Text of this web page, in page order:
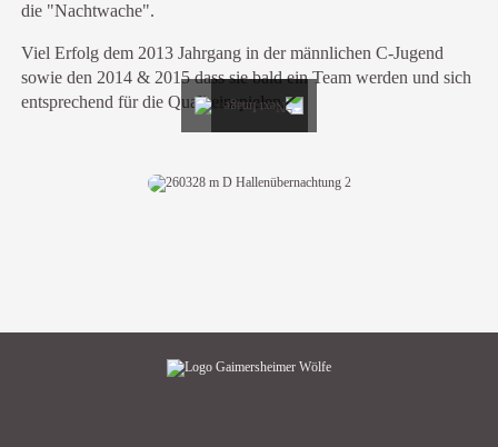
die "Nachtwache".
Viel Erfolg dem 2013 Jahrgang in der männlichen C-Jugend
sowie den 2014 & 2015 dass sie bald ein Team werden und sich
entsprechend für die Quali einspielen.